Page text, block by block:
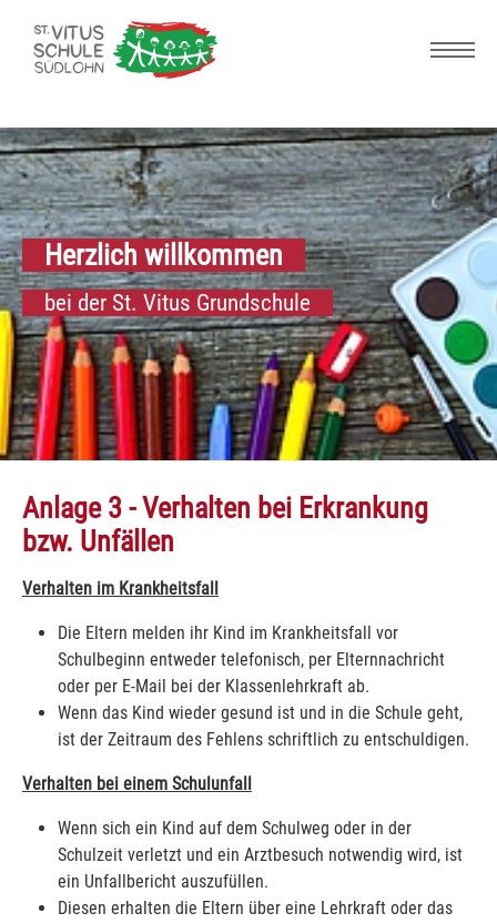
Herzlich willkommen
bei der St. Vitus Grundschule
Anlage 3 - Verhalten bei Erkrankung
bzw. Unfällen
Verhalten im Krankheitsfall
Die Eltern melden ihr Kind im Krankheitsfall vor
Schulbeginn entweder telefonisch, per Elternnachricht
oder per E-Mail bei der Klassenlehrkraft ab.
Wenn das Kind wieder gesund ist und in die Schule geht,
ist der Zeitraum des Fehlens schriftlich zu entschuldigen.
Verhalten bei einem Schulunfall
Wenn sich ein Kind auf dem Schulweg oder in der
Schulzeit verletzt und ein Arztbesuch notwendig wird, ist
ein Unfallbericht auszufüllen.
Diesen erhalten die Eltern über eine Lehrkraft oder das